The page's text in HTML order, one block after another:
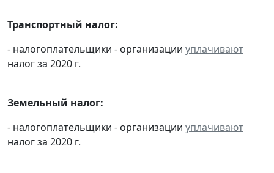
Транспортный налог:
- налогоплательщики - организации уплачивают
налог за 2020 г.
Земельный налог:
- налогоплательщики - организации уплачивают
налог за 2020 г.